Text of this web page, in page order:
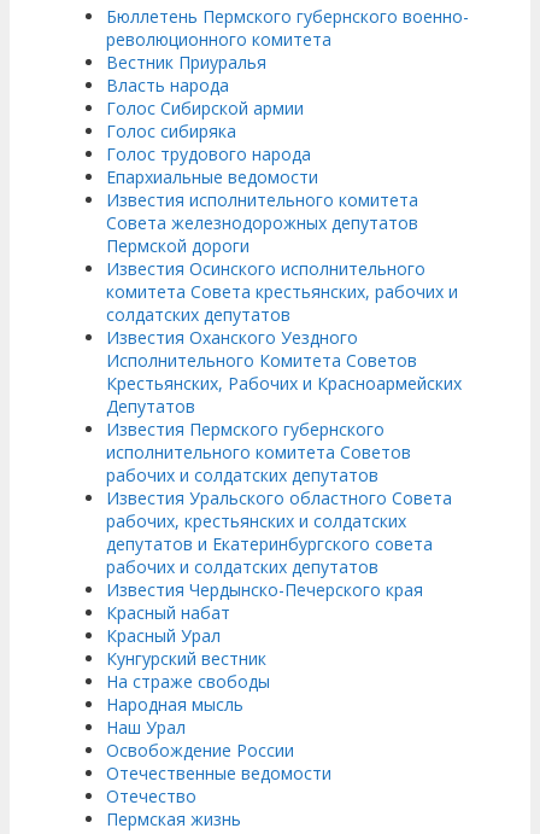
Бюллетень Пермского губернского военно-
революционного комитета
Вестник Приуралья
Власть народа
Голос Сибирской армии
Голос сибиряка
Голос трудового народа
Епархиальные ведомости
Известия исполнительного комитета
Совета железнодорожных депутатов
Пермской дороги
Известия Осинского исполнительного
комитета Совета крестьянских, рабочих и
солдатских депутатов
Известия Оханского Уездного
Исполнительного Комитета Советов
Крестьянских, Рабочих и Красноармейских
Депутатов
Известия Пермского губернского
исполнительного комитета Советов
рабочих и солдатских депутатов
Известия Уральского областного Совета
рабочих, крестьянских и солдатских
депутатов и Екатеринбургского совета
рабочих и солдатских депутатов
Известия Чердынско-Печерского края
Красный набат
Красный Урал
Кунгурский вестник
На страже свободы
Народная мысль
Наш Урал
Освобождение России
Отечественные ведомости
Отечество
Пермская жизнь